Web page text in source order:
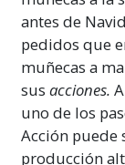
antes de
pedidos que
muñecas a
sus acciones.
uno de los
Acción puede
producción